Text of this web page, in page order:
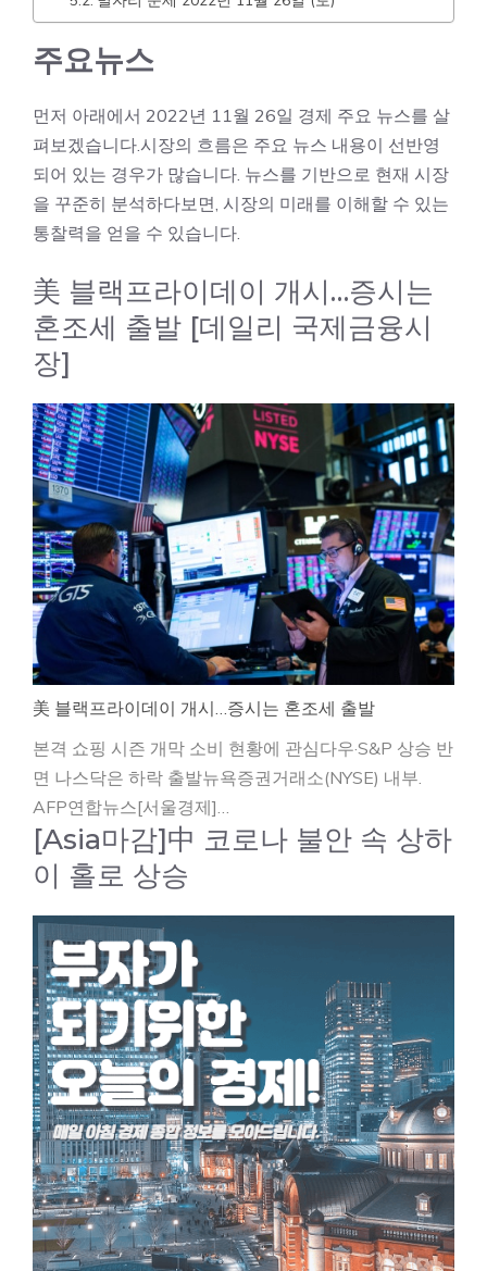
주요뉴스
먼저 아래에서 2022년 11월 26일 경제 주요 뉴스를 살
펴보겠습니다.시장의 흐름은 주요 뉴스 내용이 선반영
되어 있는 경우가 많습니다. 뉴스를 기반으로 현재 시장
을 꾸준히 분석하다보면, 시장의 미래를 이해할 수 있는
통찰력을 얻을 수 있습니다.
美 블랙프라이데이 개시…증시는
혼조세 출발 [데일리 국제금융시
장]
美 블랙프라이데이 개시…증시는 혼조세 출발
본격 쇼핑 시즌 개막 소비 현황에 관심다우·S&P 상승 반
면 나스닥은 하락 출발뉴욕증권거래소(NYSE) 내부.
AFP연합뉴스[서울경제]…
[Asia마감]中 코로나 불안 속 상하
이 홀로 상승